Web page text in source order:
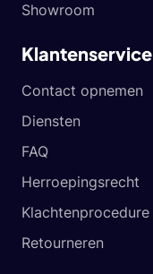
Showroom
Klantenservice
Contact opnemen
Diensten
FAQ
Herroepingsrecht
Klachtenprocedure
Retourneren